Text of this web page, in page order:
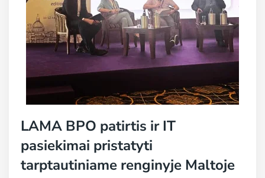
LAMA BPO patirtis ir IT
pasiekimai pristatyti
tarptautiniame renginyje Maltoje